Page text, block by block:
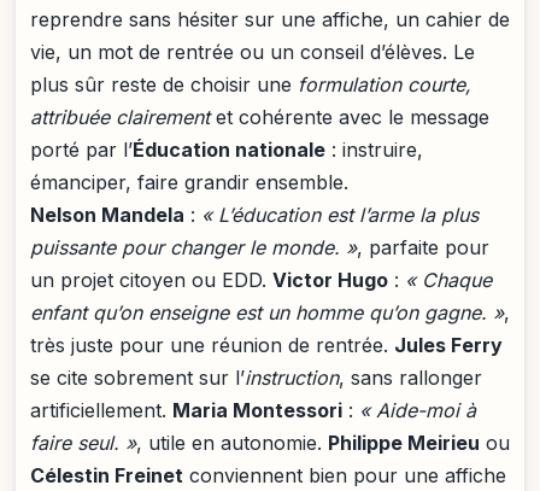
reprendre sans hésiter sur une affiche, un cahier de
vie, un mot de rentrée ou un conseil d’élèves. Le
plus sûr reste de choisir une formulation courte,
attribuée clairementet cohérente avec le message
porté par l’Éducation nationale : instruire,
émanciper, faire grandir ensemble.
Nelson Mandela : « L’éducation est l’arme la plus
puissante pour changer le monde. », parfaite pour
un projet citoyen ou EDD. Victor Hugo : « Chaque
enfant qu’on enseigne est un homme qu’on gagne. »,
très juste pour une réunion de rentrée. Jules Ferry
se cite sobrement sur l’instruction, sans rallonger
artificiellement. Maria Montessori : « Aide-moi à
faire seul. », utile en autonomie. Philippe Meirieu ou
Célestin Freinet conviennent bien pour une affiche